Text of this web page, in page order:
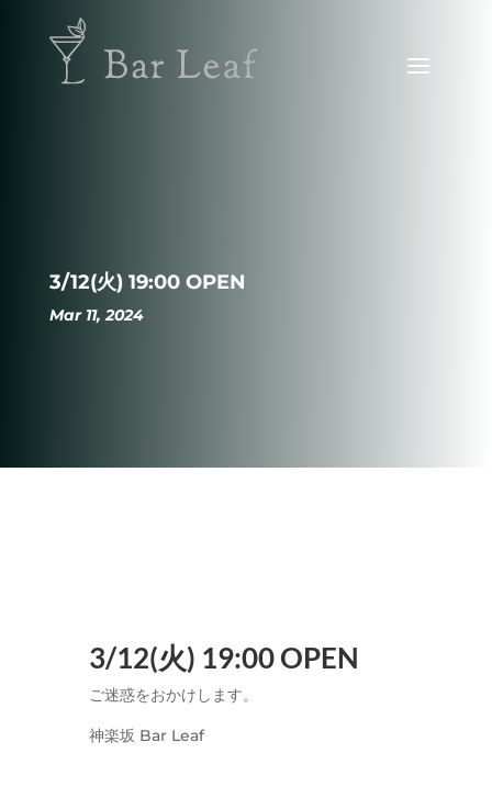
3/12(火) 19:00 OPEN
Mar 11, 2024
3/12(火) 19:00 OPEN
ご迷惑をおかけします。
神楽坂 Bar Leaf